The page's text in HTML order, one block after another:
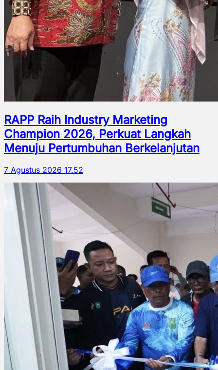
RAPP Raih Industry Marketing
Champion 2026, Perkuat Langkah
Menuju Pertumbuhan Berkelanjutan
7 Agustus 2026 17.52